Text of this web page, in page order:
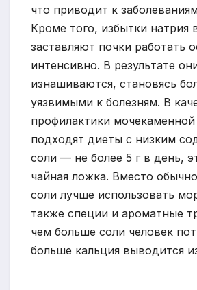
что приводит к
Кроме того, избытки натрия
заставляют почки работать
интенсивно. В результате
изнашиваются, становясь
уязвимыми к болезням. В
профилактики мочекаменной
подходят диеты с низким
соли — не более 5 г в день,
чайная ложка. Вместо
соли лучше использовать
также специи и ароматные
чем больше соли человек
больше кальция выводится